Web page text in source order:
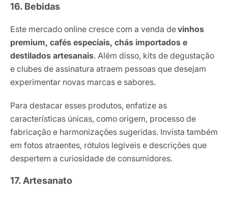
16. Bebidas
Este mercado online cresce com a venda devinhos
premium, cafés especiais, chás importados e
destilados artesanais. Além disso, kits de degustação
e clubes de assinatura atraem pessoas que desejam
experimentar novas marcas e sabores.
Para destacar esses produtos, enfatize as
características únicas, como origem, processo de
fabricação e harmonizações sugeridas. Invista também
em fotos atraentes, rótulos legíveis e descrições que
despertem a curiosidade de consumidores.
17. Artesanato